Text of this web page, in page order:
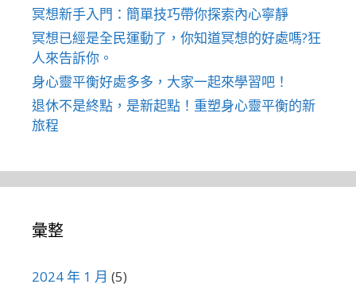
冥想新手入門：簡單技巧帶你探索內心寧靜
冥想已經是全民運動了，你知道冥想的好處嗎?狂
人來告訴你。
身心靈平衡好處多多，大家一起來學習吧！
退休不是終點，是新起點！重塑身心靈平衡的新
旅程
彙整
2024 年 1 月 (5)